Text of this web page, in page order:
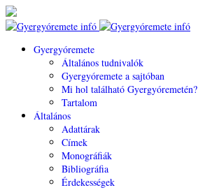
Gyergyóremete
Általános tudnivalók
Gyergyóremete a sajtóban
Mi hol található Gyergyóremetén?
Tartalom
Általános
Adattárak
Címek
Monográfiák
Bibliográfia
Érdekességek